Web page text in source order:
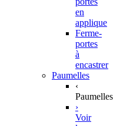
en
applique
Ferme-
portes
à
encastrer
Paumelles
‹
Paumelles
›
Voir